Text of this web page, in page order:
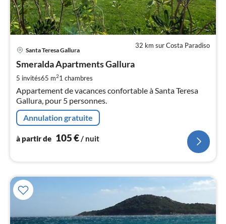
32 km sur Costa Paradiso
Santa Teresa Gallura
Smeralda Apartments Gallura
5 invités65 m21 chambres
Appartement de vacances confortable à Santa Teresa
Gallura, pour 5 personnes.
Annulation gratuite
à partir de 105€/ nuit